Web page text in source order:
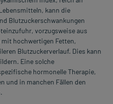
kann die
Blutzuckerschwankungen
vorzugsweise aus
mit hochwertigen Fetten,
Blutzuckerverlauf. Dies kann
Eine solche
hormonelle Therapie,
und in manchen Fällen den